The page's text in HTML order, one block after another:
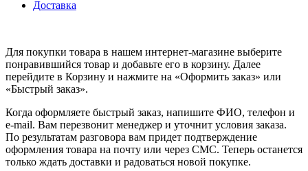
Доставка
Для покупки товара в нашем интернет-магазине выберите
понравившийся товар и добавьте его в корзину. Далее
перейдите в Корзину и нажмите на «Оформить заказ» или
«Быстрый заказ».
Когда оформляете быстрый заказ, напишите ФИО, телефон и
e-mail. Вам перезвонит менеджер и уточнит условия заказа.
По результатам разговора вам придет подтверждение
оформления товара на почту или через СМС. Теперь останется
только ждать доставки и радоваться новой покупке.